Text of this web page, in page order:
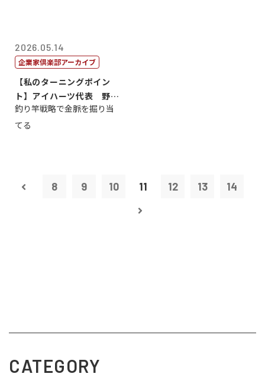
2026.05.14
企業家倶楽部アーカイブ
【私のターニングポイン
ト】アイハーツ代表 野田
憲史
釣り竿戦略で金脈を掘り当
てる
8 9 10 11 12 13 14
CATEGORY